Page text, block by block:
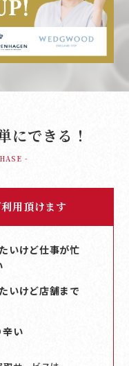
にできる！
-
用頂けます
いけど仕事が忙
いけど店舗まで
辛い